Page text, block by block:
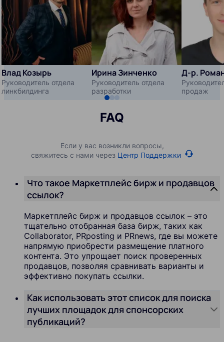
Влад Козырь
Руководитель отдела
линкбилдинга
Ирина Зинченко
Руководитель отдела
разработки
Д-р.
продаж
FAQ
Если у вас возникли вопросы,
свяжитесь с нами через Центр Поддержки
Что такое Маркетплейс бирж и продавцов
ссылок?
Маркетплейс бирж и продавцов ссылок – это
тщательно отобранная база бирж, таких как
Collaborator, PRposting и PRnews, где вы можете
напрямую приобрести размещение платного
контента. Это упрощает поиск проверенных
продавцов, позволяя сравнивать варианты и
эффективно покупать ссылки.
Как использовать этот список для поиска
лучших площадок для спонсорских
публикаций?